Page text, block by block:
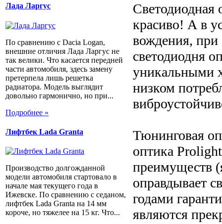
Лада Ларгус
По сравнению с Dacia Logan,
внешние отличия Лада Ларгус не
так велики. Что касается передней
части автомобиля, здесь замену
претерпела лишь решетка
радиатора. Модель выглядит
довольно гармонично, но при...
Подробнее »
Лифтбек Lada Granta
Производство долгожданной
модели автомобиля стартовало в
начале мая текущего года в
Ижевске. По сравнению с седаном,
лифтбек Lada Granta на 14 мм
короче, но тяжелее на 15 кг. Что...
красиво! А в
вождения,
светодиодня
уникальными
низком
Тюнинговая
оптика
преимуществ
оправдывает
годами
являются